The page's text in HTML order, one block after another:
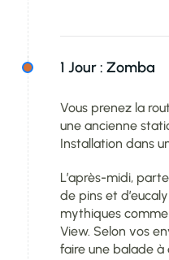
1 Jour : Zomba
Vous prenez la
une ancienne
Installation dans
L’après-midi,
de pins et
mythiques comme
View. Selon vos
faire une balade à